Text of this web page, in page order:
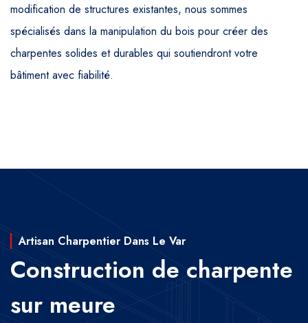
modification de structures existantes, nous sommes
spécialisés dans la manipulation du bois pour créer des
charpentes solides et durables qui soutiendront votre
bâtiment avec fiabilité.
Artisan Charpentier Dans Le Var
Construction de charpente
sur meure